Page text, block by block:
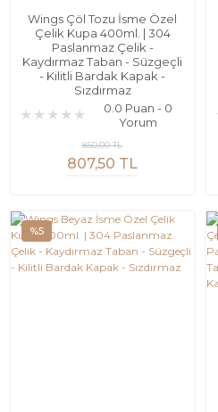
Wings Çöl Tozu İsme Özel
Çelik Kupa 400ml. | 304
Paslanmaz Çelik -
Kaydırmaz Taban - Süzgeçli
- Kilitli Bardak Kapak -
Sızdırmaz
0.0 Puan - 0
Yorum
807,50 TL
850,00 TL
%5